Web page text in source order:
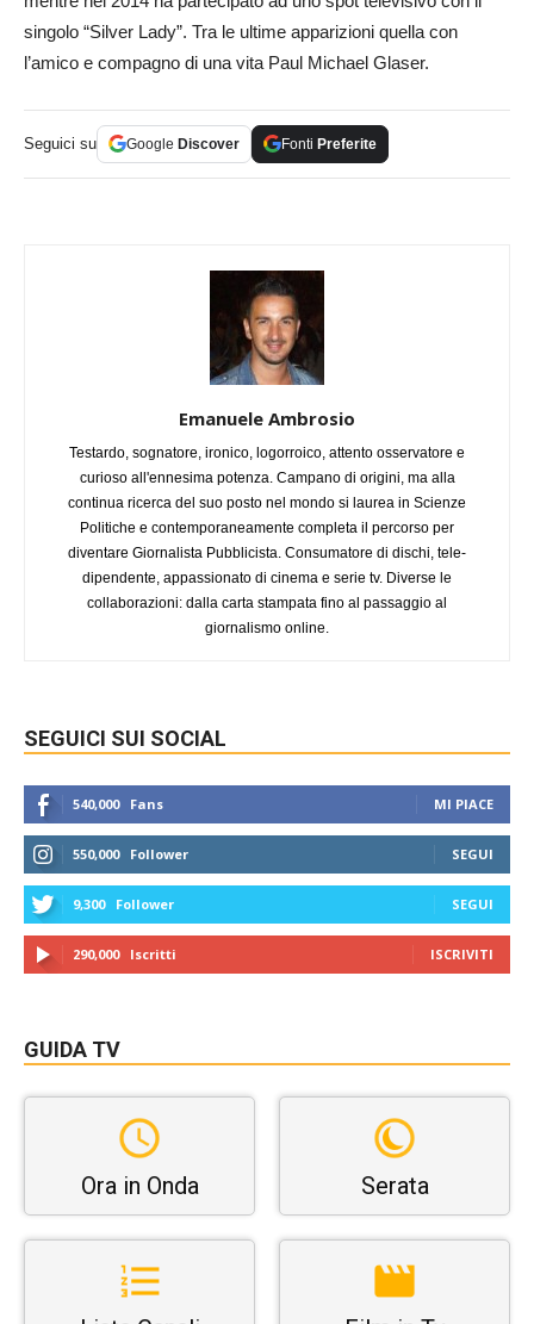
singolo “Silver Lady”. Tra le ultime apparizioni quella con
l’amico e compagno di una vita Paul Michael Glaser.
Seguici su Google Discover Fonti Preferite
Emanuele Ambrosio
Testardo, sognatore, ironico, logorroico, attento osservatore e
curioso all'ennesima potenza. Campano di origini, ma alla
continua ricerca del suo posto nel mondo si laurea in Scienze
Politiche e contemporaneamente completa il percorso per
diventare Giornalista Pubblicista. Consumatore di dischi, tele-
dipendente, appassionato di cinema e serie tv. Diverse le
collaborazioni: dalla carta stampata fino al passaggio al
giornalismo online.
SEGUICI SUI SOCIAL
540,000 Fans MI PIACE
550,000 Follower SEGUI
9,300 Follower SEGUI
290,000 Iscritti ISCRIVITI
GUIDA TV
Ora in Onda Serata